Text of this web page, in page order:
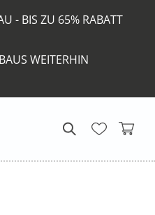
- BIS ZU 65% RABATT
WEITERHIN